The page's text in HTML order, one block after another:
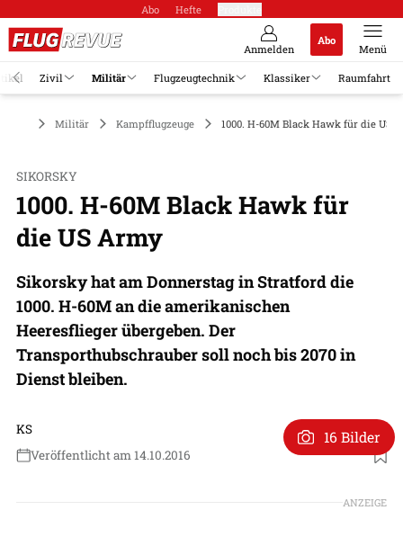
Abo Hefte
Anmelden
Abo
Menü
Zivil Militär Flugzeugtechnik Klassiker Raumfahrt
Militär Kampfflugzeuge 1000. H-60M Black Hawk für die US
SIKORSKY
1000. H-60M Black Hawk für
die US Army
Sikorsky hat am Donnerstag in Stratford die
1000. H-60M an die amerikanischen
Heeresflieger übergeben. Der
Transporthubschrauber soll noch bis 2070 in
Dienst bleiben.
KS
Veröffentlicht am 14.10.2016
16 Bilder
ANZEIGE